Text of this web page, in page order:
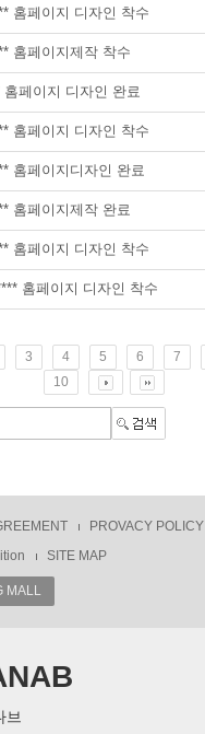
홈페이지 디자인 착수
홈페이지제작 착수
홈페이지 디자인 완료
홈페이지 디자인 착수
홈페이지디자인 완료
홈페이지제작 완료
홈페이지 디자인 착수
홈페이지 디자인 착수
3 4 5 6 7
10
PROVACY POLICY
SITE MAP
MALL
브